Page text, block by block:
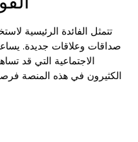
تتمثل الفائدة الرئيسية
صداقات وعلاقات جديدة.
الاجتماعية التي قد
الكثيرون في هذه المنصة